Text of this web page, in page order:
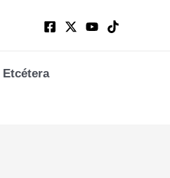
Etcétera